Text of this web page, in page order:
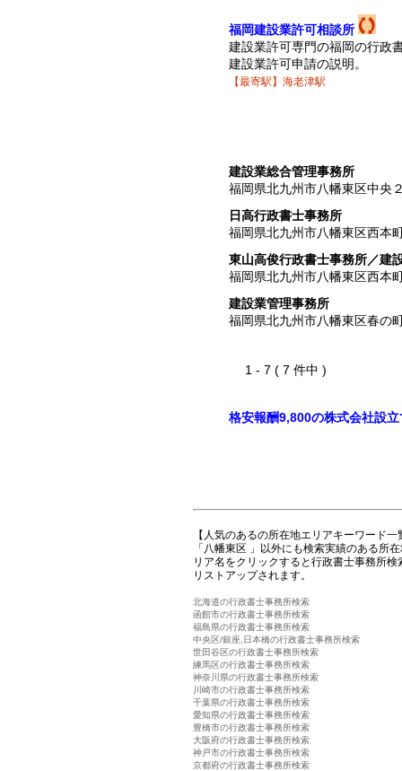
福岡建設業許可相談所
建設業許可専門の福岡の行政
建設業許可申請の説明。
【最寄駅】海老津駅
建設業総合管理事務所
福岡県北九州市八幡東区中央
日高行政書士事務所
福岡県北九州市八幡東区西本
東山高俊行政書士事務所／建
福岡県北九州市八幡東区西本
建設業管理事務所
福岡県北九州市八幡東区春の
1 - 7 ( 7 件中 )
格安報酬9,800の株式会社設
【人気のあるの所在地エリアキーワード一
「八幡東区 」以外にも検索実績のある所
リア名をクリックすると行政書士事務所
リストアップされます。
北海道の行政書士事務所検索
函館市の行政書士事務所検索
福島県の行政書士事務所検索
中央区/銀座,日本橋の行政書士事務所検索
世田谷区の行政書士事務所検索
練馬区の行政書士事務所検索
神奈川県の行政書士事務所検索
川崎市の行政書士事務所検索
千葉県の行政書士事務所検索
愛知県の行政書士事務所検索
豊橋市の行政書士事務所検索
大阪府の行政書士事務所検索
神戸市の行政書士事務所検索
京都府の行政書士事務所検索